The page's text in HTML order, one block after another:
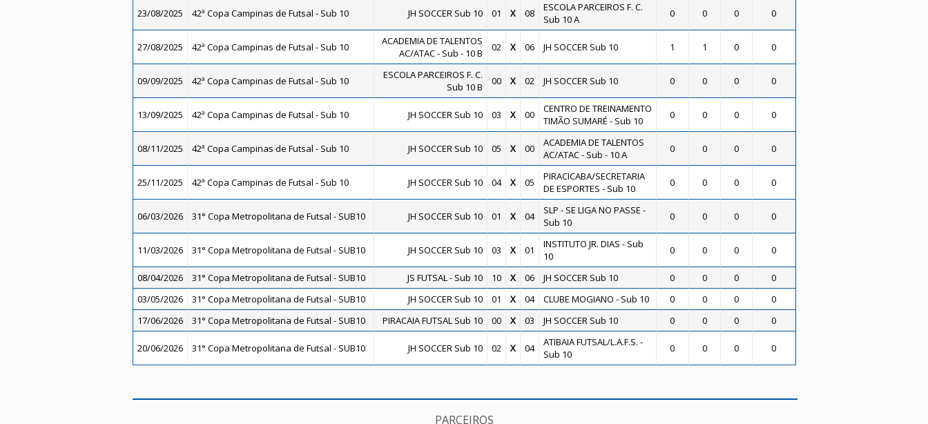
23/08/2025 42ª Copa Campinas de Futsal - Sub 10 JH SOCCER Sub 10 01 X 08
ESCOLA PARCEIROS F. C.
Sub 10 A
0 0 0 0
27/08/2025 42ª Copa Campinas de Futsal - Sub 10
ACADEMIA DE TALENTOS
AC/ATAC - Sub - 10 B
02 X 06 JH SOCCER Sub 10 1 1 0 0
09/09/2025 42ª Copa Campinas de Futsal - Sub 10
ESCOLA PARCEIROS F. C.
Sub 10 B
00 X 02 JH SOCCER Sub 10 0 0 0 0
13/09/2025 42ª Copa Campinas de Futsal - Sub 10 JH SOCCER Sub 10 03 X 00
CENTRO DE TREINAMENTO
TIMÃO SUMARÉ - Sub 10
0 0 0 0
08/11/2025 42ª Copa Campinas de Futsal - Sub 10 JH SOCCER Sub 10 05 X 00
ACADEMIA DE TALENTOS
AC/ATAC - Sub - 10 A
0 0 0 0
25/11/2025 42ª Copa Campinas de Futsal - Sub 10 JH SOCCER Sub 10 04 X 05
PIRACICABA/SECRETARIA
DE ESPORTES - Sub 10
0 0 0 0
06/03/2026 31° Copa Metropolitana de Futsal - SUB10 JH SOCCER Sub 10 01 X 04
SLP - SE LIGA NO PASSE -
Sub 10
0 0 0 0
11/03/2026 31° Copa Metropolitana de Futsal - SUB10 JH SOCCER Sub 10 03 X 01
INSTITUTO JR. DIAS - Sub
10
0 0 0 0
08/04/2026 31° Copa Metropolitana de Futsal - SUB10 JS FUTSAL - Sub 10 10 X 06 JH SOCCER Sub 10 0 0 0
0
03/05/2026
31° Copa Metropolitana de Futsal - SUB10 JH SOCCER Sub 10 01 X 04 CLUBE MOGIANO - Sub 10 0 0 0
0
17/06/2026
31° Copa Metropolitana de Futsal - SUB10 PIRACAIA FUTSAL Sub 10 00 X 03 JH SOCCER Sub 10 0 0 0 0
20/06/2026 31° Copa Metropolitana de Futsal - SUB10 JH SOCCER Sub 10 02 X 04
ATIBAIA FUTSAL/L.A.F.S. -
Sub 10
0 0 0 0
PARCEIROS